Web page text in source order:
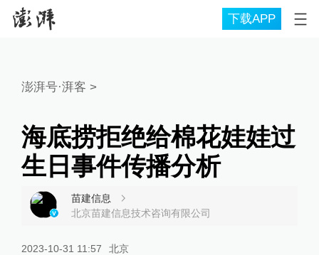
下载APP
澎湃号·湃客 >
海底捞拒绝给棉花娃娃过
生日事件传播分析
苗建信息
北京苗建信息技术咨询有限公司
2023-10-31 11:57 北京